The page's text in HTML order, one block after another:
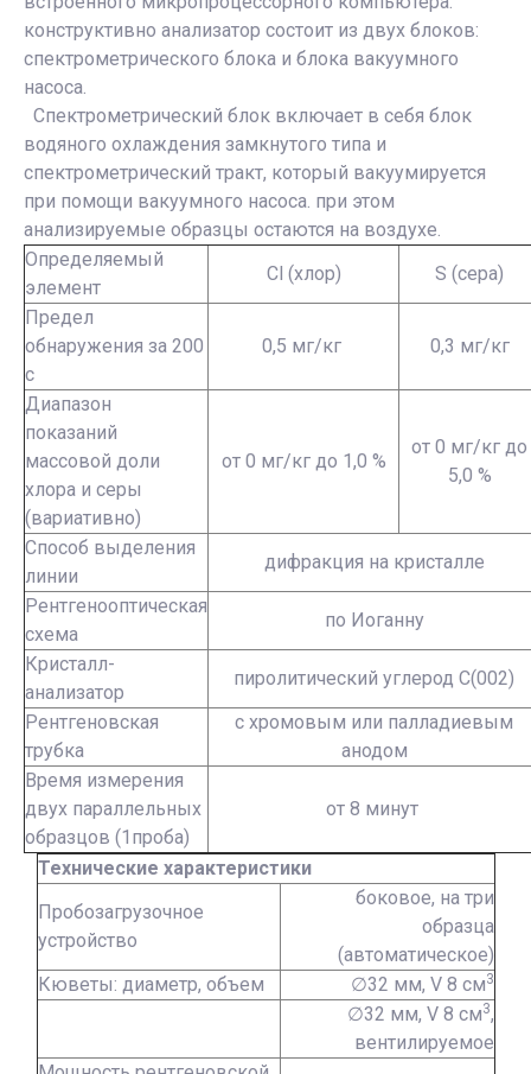
конструктивно анализатор состоит из двух блоков:
спектрометрического блока и блока вакуумного
насоса.
Спектрометрический блок включает в себя блок
водяного охлаждения замкнутого типа и
спектрометрический тракт, который вакуумируется
при помощи вакуумного насоса. при этом
анализируемые образцы остаются на воздухе.
Определяемый
элемент
Cl (хлор)
S (сера)
Предел
обнаружения за 200
с
0,5 мг/кг 0,3 мг/кг
Диапазон
показаний
массовой доли
хлора и серы
(вариативно)
от 0 мг/кг до 1,0 %
от 0 мг/кг до
5,0 %
Способ выделения
линии
дифракция на кристалле
Рентгенооптическая
схема
по Иоганну
Кристалл-
анализатор
пиролитический углерод С(002)
Рентгеновская
трубка
с хромовым или палладиевым
анодом
Время измерения
двух параллельных
образцов (1проба)
от 8 минут
Технические характеристики
Пробозагрузочное
устройство
боковое, на три
образца
(автоматическое)
Кюветы: диаметр, объем
∅32 мм, V 8 см3
∅32 мм, V 8 см3,
вентилируемое